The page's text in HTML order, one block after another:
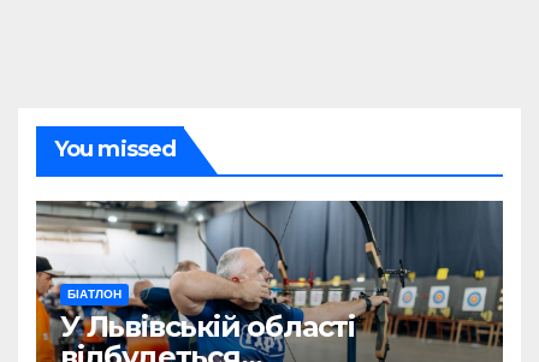
You missed
БІАТЛОН
У Львівській області